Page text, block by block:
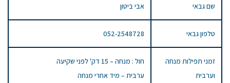
שם גבאי אבי ביטון
טלפון גבאי 052-2548728
זמני תפילות מנחה
וערבית
חול : מנחה – 15 דק' לפני שקיעה
ערבית – מיד אחרי מנחה